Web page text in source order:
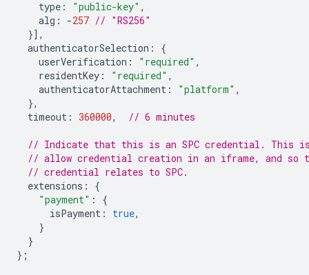
type : "public-key" ,
alg : -257 // "RS256"
}],
authenticatorSelection :
{
userVerification : "required" ,
residentKey : "required" ,
authenticatorAttachment : "platform" ,
},
timeout : 360000, // 6 minutes
// Indicate that this is an SPC credential. This
// allow credential creation in an iframe, and so
// credential relates to SPC.
extensions :
{
"payment" :
{
isPayment : true,
}
}
};